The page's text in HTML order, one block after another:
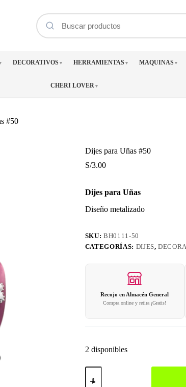
DECORATIVOS ▼ HERRAMIENTAS ▼ MAQUINAS ▼
CHERI LOVER ▼
#50
Dijes para Uñas #50
S/3.00
Dijes para Uñas
Diseño metalizado
SKU:BH0111-50
CATEGORÍAS: DIJES,
Recojo en Almacén General
Compra online y retira ¡Gratis!
2 disponibles
Dijes
para